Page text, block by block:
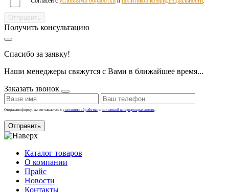
Получить консультацию
Спасибо за заявку!
Наши менеджеры свяжутся с Вами в ближайшее время...
Заказать звонок
Отправляя форму, вы соглашаетесь с условиями обработки и политикой конфиденциальности.
Отправить
Каталог товаров
О компании
Прайс
Новости
Контакты